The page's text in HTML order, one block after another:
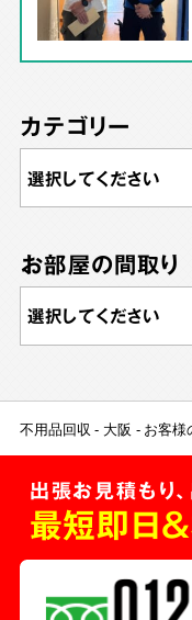
カテゴリー
お部屋の間取り
不用品回収 大阪 お客様
出張お見積もり
最短即日